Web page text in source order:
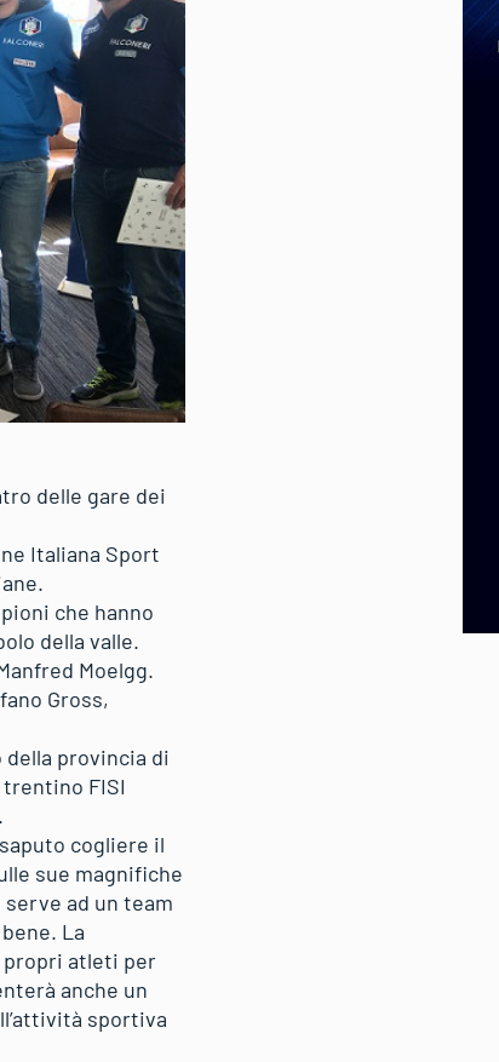
delle gare dei
Italiana Sport
che hanno
della valle.
Moelgg.
Gross,
della provincia di
FISI
cogliere il
sue magnifiche
ad un team
La
propri atleti per
anche un
sportiva